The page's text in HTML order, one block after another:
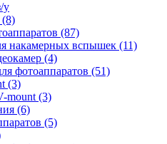
у
(87)
накамерных вспышек (11)
(4)
фотоаппаратов (51)
(3)
mount (3)
(6)
(5)